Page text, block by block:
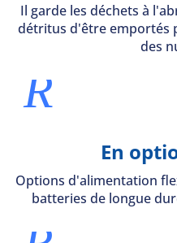
Il garde les déchets à
détritus d'être emportés
des
R
En
Options d'alimentation
batteries de longue